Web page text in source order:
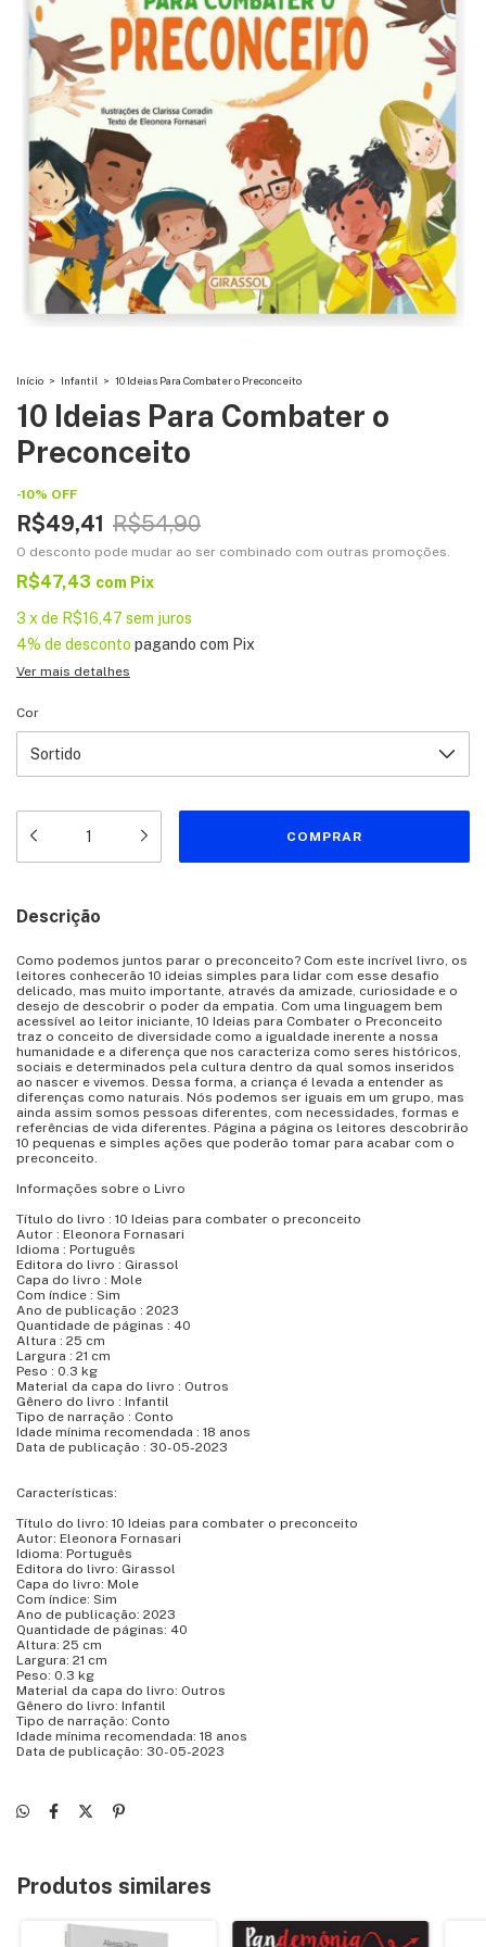
Início > Infantil > 10 Ideias Para Combater o Preconceito
10 Ideias Para Combater o
Preconceito
-10% OFF
R$49,41 R$54,90
O desconto pode mudar ao ser combinado com outras promoções.
R$47,43 com Pix
3 x de R$16,47 sem juros
4% de desconto pagando com Pix
Ver mais detalhes
Cor
Descrição
Como podemos juntos parar o preconceito? Com este incrível livro, os
leitores conhecerão 10 ideias simples para lidar com esse desafio
delicado, mas muito importante, através da amizade, curiosidade e o
desejo de descobrir o poder da empatia. Com uma linguagem bem
acessível ao leitor iniciante, 10 Ideias para Combater o Preconceito
traz o conceito de diversidade como a igualdade inerente a nossa
humanidade e a diferença que nos caracteriza como seres históricos,
sociais e determinados pela cultura dentro da qual somos inseridos
ao nascer e vivemos. Dessa forma, a criança é levada a entender as
diferenças como naturais. Nós podemos ser iguais em um grupo, mas
ainda assim somos pessoas diferentes, com necessidades, formas e
referências de vida diferentes. Página a página os leitores descobrirão
10 pequenas e simples ações que poderão tomar para acabar com o
preconceito.
Informações sobre o Livro
Título do livro : 10 Ideias para combater o preconceito
Autor : Eleonora Fornasari
Idioma : Português
Editora do livro : Girassol
Capa do livro : Mole
Com índice : Sim
Ano de publicação : 2023
Quantidade de páginas : 40
Altura : 25 cm
Largura : 21 cm
Peso : 0.3 kg
Material da capa do livro : Outros
Gênero do livro : Infantil
Tipo de narração : Conto
Idade mínima recomendada : 18 anos
Data de publicação : 30-05-2023
Características:
Título do livro: 10 Ideias para combater o preconceito
Autor: Eleonora Fornasari
Idioma: Português
Editora do livro: Girassol
Capa do livro: Mole
Com índice: Sim
Ano de publicação: 2023
Quantidade de páginas: 40
Altura: 25 cm
Largura: 21 cm
Peso: 0.3 kg
Material da capa do livro: Outros
Gênero do livro: Infantil
Tipo de narração: Conto
Idade mínima recomendada: 18 anos
Data de publicação: 30-05-2023
Produtos similares